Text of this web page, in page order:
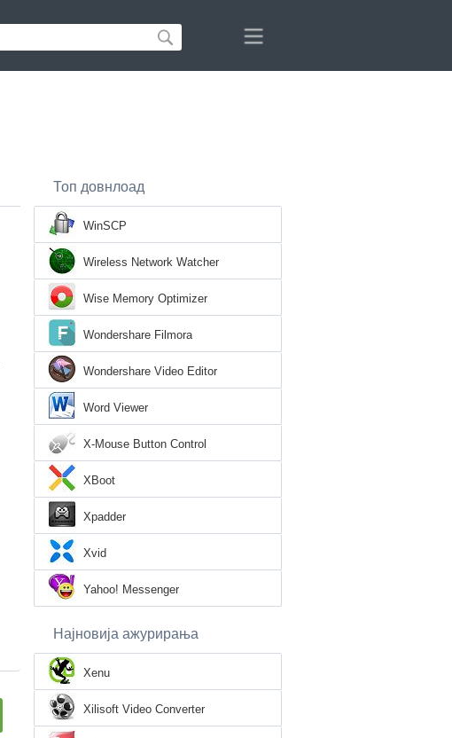
Топ довнлоад
WinSCP
Wireless Network Watcher
Wise Memory Optimizer
Wondershare Filmora
Wondershare Video Editor
Word Viewer
X-Mouse Button Control
XBoot
Xpadder
Xvid
Yahoo! Messenger
Најновија ажурирања
Xenu
Xilisoft Video Converter